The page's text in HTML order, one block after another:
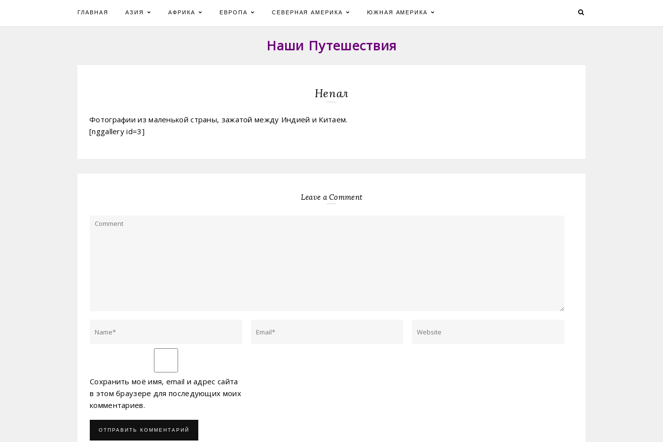
content
ГЛАВНАЯ АЗИЯ АФРИКА ЕВРОПА СЕВЕРНАЯ АМЕРИКА ЮЖНАЯ АМЕРИКА
Наши Путешествия
Непал
Фотографии из маленькой страны, зажатой между Индией и Китаем.
[nggallery id=3]
Leave a Comment
Сохранить моё имя, email и адрес сайта
в этом браузере для последующих моих
комментариев.